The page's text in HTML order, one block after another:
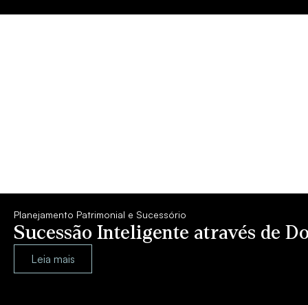
Planejamento Patrimonial e Sucessório
Sucessão Inteligente através de
Leia mais